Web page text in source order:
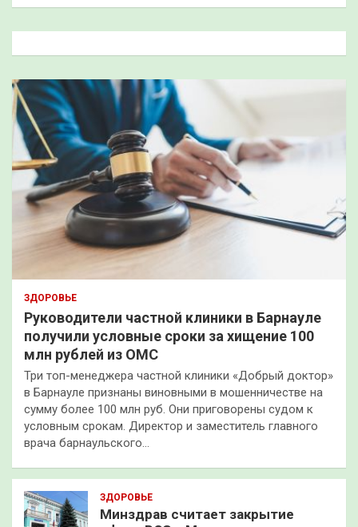
к
ЗДОРОВЬЕ
Руководители частной клиники в Барнауле
получили условные сроки за хищение 100
млн рублей из ОМС
Три топ-менеджера частной клиники «Добрый доктор»
в Барнауле признаны виновными в мошенничестве на
сумму более 100 млн руб. Они приговорены судом к
условным срокам. Директор и заместитель главного
врача барнаульского…
ЗДОРОВЬЕ
Минздрав считает закрытие